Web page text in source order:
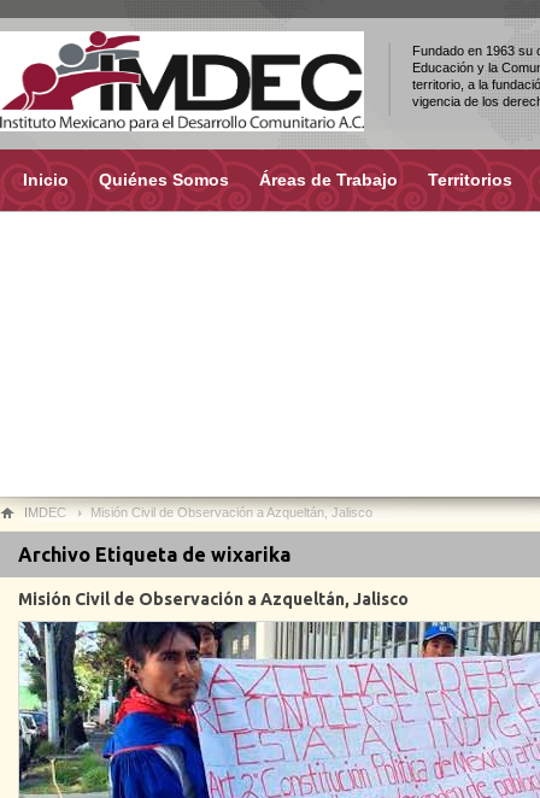
Fundado en 1963 su
Educación y la
territorio, a la
vigencia de los
Inicio Quiénes Somos Áreas de Trabajo Territorios
IMDEC Misión Civil de Observación a Azqueltán, Jalisco
Archivo Etiqueta de wixarika
Misión Civil de Observación a Azqueltán, Jalisco